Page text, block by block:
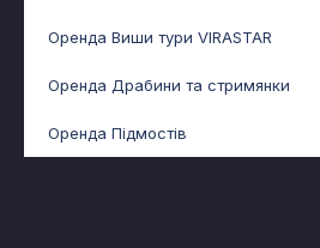
Оренда Виши тури VIRASTAR
Оренда Драбини та стримянки
Оренда Підмостів